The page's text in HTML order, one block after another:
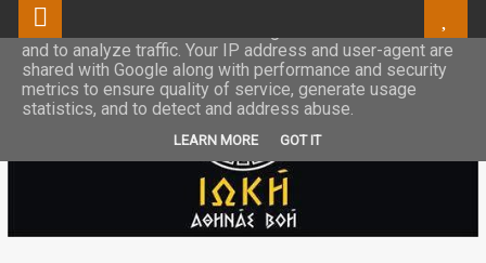
This site uses cookies from Google to deliver its services
and to analyze traffic. Your IP address and user-agent are
shared with Google along with performance and security
metrics to ensure quality of service, generate usage
statistics, and to detect and address abuse.
LEARN MORE GOT IT